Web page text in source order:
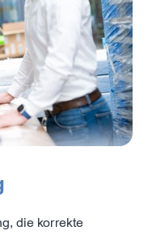
die korrekte